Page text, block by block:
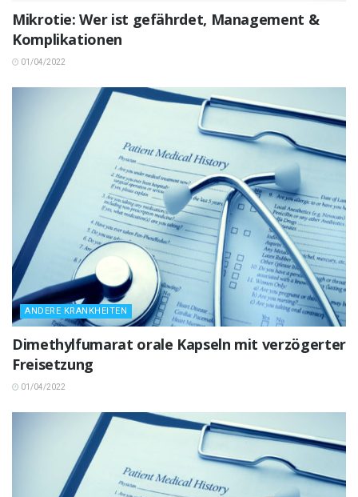
Mikrotie: Wer ist gefährdet, Management &
Komplikationen
01/04/2022
ANDERE KRANKHEITEN
Dimethylfumarat orale Kapseln mit verzögerter
Freisetzung
01/04/2022